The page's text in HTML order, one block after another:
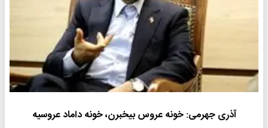
آذری جهرمی: خونه عروس بیخبرن، خونه داماد عروسیه